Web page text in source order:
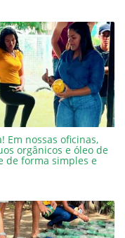
Em nossas oficinas,
orgânicos e óleo de
de forma simples e